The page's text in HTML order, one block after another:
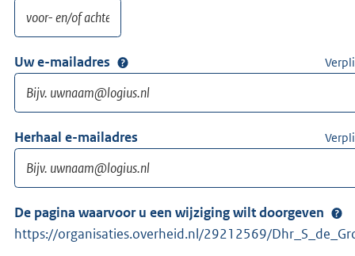
Uw e-mailadres
Herhaal e-mailadres
De pagina waarvoor u een wijziging wilt doorgeven
https://organisaties.overheid.nl/29212569/